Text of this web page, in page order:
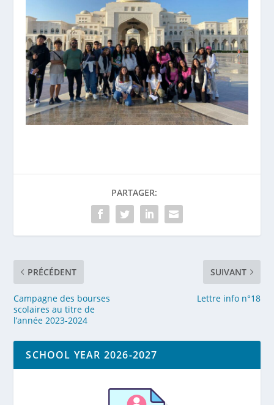
PARTAGER:
PRÉCÉDENT
Campagne des bourses
scolaires au titre de
l’année 2023-2024
SUIVANT
Lettre info n°18
SCHOOL YEAR 2026-2027